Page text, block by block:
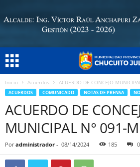
Inicio Acuerdos ACUERDO DE CONCEJO
ACUERDOS COMUNICADO NOTAS DE PRENSA
ACUERDO DE
MUNICIPAL N° 091-
Por administrador - 08/14/2024 185 0